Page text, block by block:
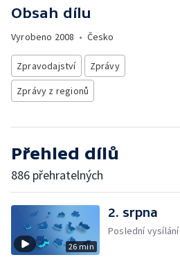
Obsah dílu
Vyrobeno 2008 • Česko
Zpravodajství
Zprávy
Zprávy z regionů
Přehled dílů
886 přehratelných
26 min
2. srpna
Poslední vysílání